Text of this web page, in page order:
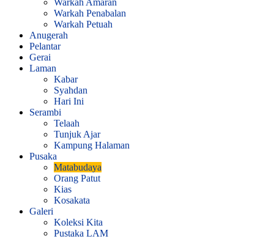
Warkah Penabalan
Warkah Petuah
Anugerah
Pelantar
Gerai
Laman
Kabar
Syahdan
Hari Ini
Serambi
Telaah
Tunjuk Ajar
Kampung Halaman
Pusaka
Matabudaya
Orang Patut
Kias
Kosakata
Galeri
Koleksi Kita
Pustaka LAM